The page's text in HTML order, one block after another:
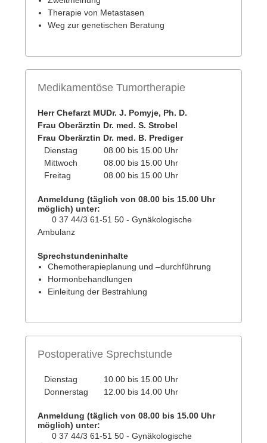
Therapie von Metastasen
Weg zur genetischen Beratung
Medikamentöse Tumortherapie
Herr Chefarzt MUDr. J. Pomyje, Ph. D.
Frau Oberärztin Dr. med. S. Strobel
Frau Oberärztin Dr. med. B. Prediger
Dienstag
08.00 bis 15.00 Uhr
Mittwoch
08.00 bis 15.00 Uhr
Freitag
08.00 bis 15.00 Uhr
Anmeldung (täglich von 08.00 bis 15.00 Uhr
möglich) unter:
0 37 44/3 61-51 50 - Gynäkologische
Ambulanz
Sprechstundeninhalte
Chemotherapieplanung und –durchführung
Hormonbehandlungen
Einleitung der Bestrahlung
Postoperative Sprechstunde
Dienstag
10.00 bis 15.00 Uhr
Donnerstag
12.00 bis 14.00 Uhr
Anmeldung (täglich von 08.00 bis 15.00 Uhr
möglich) unter:
0 37 44/3 61-51 50 - Gynäkologische